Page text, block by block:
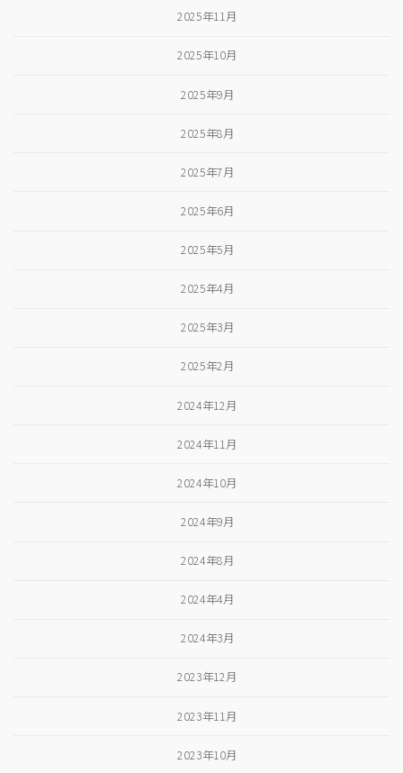
2025年11月
2025年10月
2025年9月
2025年8月
2025年7月
2025年6月
2025年5月
2025年4月
2025年3月
2025年2月
2024年12月
2024年11月
2024年10月
2024年9月
2024年8月
2024年4月
2024年3月
2023年12月
2023年11月
2023年10月